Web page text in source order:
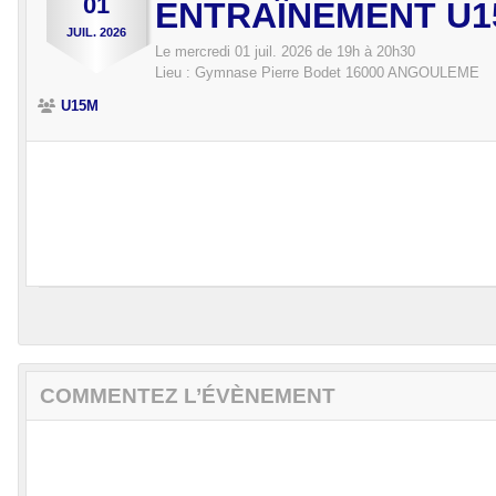
JUIL. 2026 ENTRAÎNEMENT
Le mercredi 01 juil. 2026 de 19h à 20h30
Lieu : Gymnase Pierre Bodet 16000 ANGOULEME
U15M
COMMENTEZ L’ÉVÈNEMENT